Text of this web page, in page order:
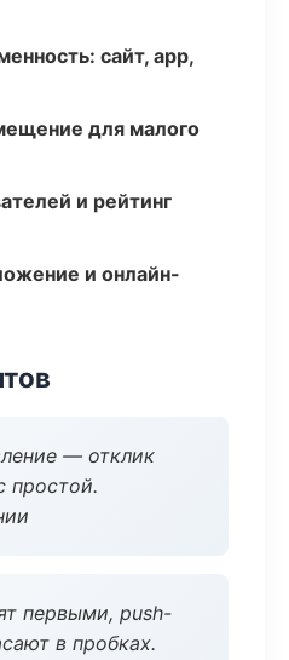
сайт, app,
для малого
и рейтинг
и онлайн-
— отклик
простой.
первыми, push-
в пробках.